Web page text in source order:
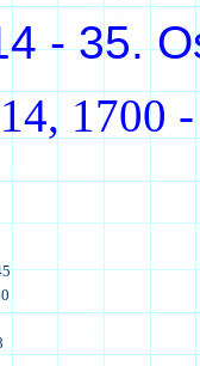
- 35.
1700